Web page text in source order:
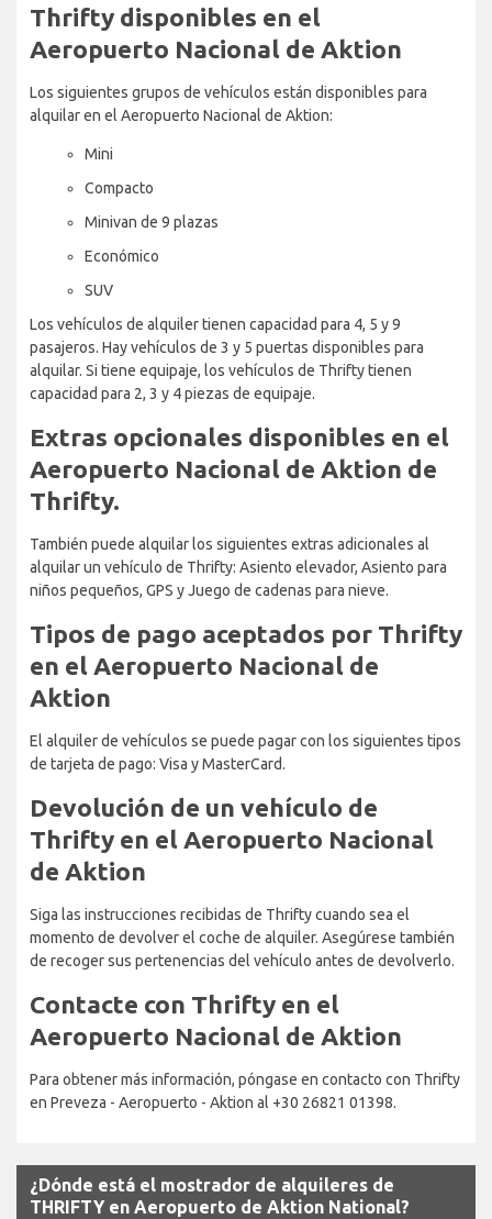
Thrifty disponibles en el
Aeropuerto Nacional de Aktion
Los siguientes grupos de vehículos están disponibles para
alquilar en el Aeropuerto Nacional de Aktion:
Mini
Compacto
Minivan de 9 plazas
Económico
SUV
Los vehículos de alquiler tienen capacidad para 4, 5 y 9
pasajeros. Hay vehículos de 3 y 5 puertas disponibles para
alquilar. Si tiene equipaje, los vehículos de Thrifty tienen
capacidad para 2, 3 y 4 piezas de equipaje.
Extras opcionales disponibles en el
Aeropuerto Nacional de Aktion de
Thrifty.
También puede alquilar los siguientes extras adicionales al
alquilar un vehículo de Thrifty: Asiento elevador, Asiento para
niños pequeños, GPS y Juego de cadenas para nieve.
Tipos de pago aceptados por Thrifty
en el Aeropuerto Nacional de
Aktion
El alquiler de vehículos se puede pagar con los siguientes tipos
de tarjeta de pago: Visa y MasterCard.
Devolución de un vehículo de
Thrifty en el Aeropuerto Nacional
de Aktion
Siga las instrucciones recibidas de Thrifty cuando sea el
momento de devolver el coche de alquiler. Asegúrese también
de recoger sus pertenencias del vehículo antes de devolverlo.
Contacte con Thrifty en el
Aeropuerto Nacional de Aktion
Para obtener más información, póngase en contacto con Thrifty
en Preveza - Aeropuerto - Aktion al +30 26821 01398.
¿Dónde está el mostrador de alquileres de
THRIFTY en Aeropuerto de Aktion National?